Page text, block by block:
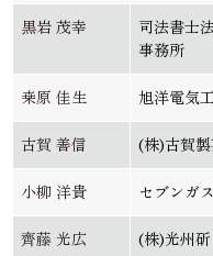
黒岩 茂幸
司法書士
事務所
桒原 佳生 旭洋電気
古賀 善信 (株)古賀
小柳 洋貴 セブンガ
齊藤 光広 (株)光州